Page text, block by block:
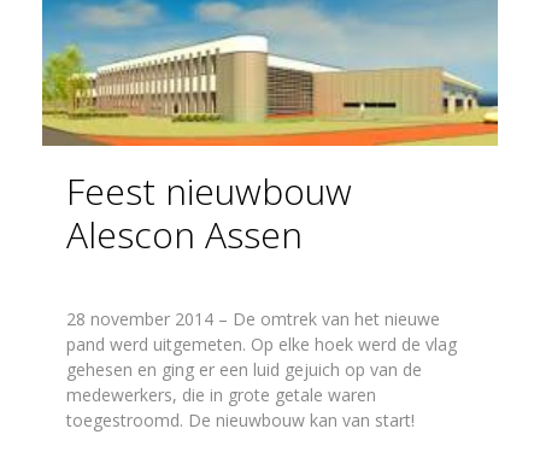
Feest nieuwbouw
Alescon Assen
28 november 2014 – De omtrek van het nieuwe
pand werd uitgemeten. Op elke hoek werd de vlag
gehesen en ging er een luid gejuich op van de
medewerkers, die in grote getale waren
toegestroomd. De nieuwbouw kan van start!